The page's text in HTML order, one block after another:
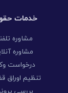
خدمات
مشاوره
مشاوره
درخواست
تنظیم اوراق